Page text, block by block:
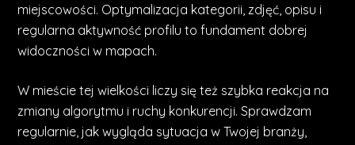
miejscowości. Optymalizacja kategorii, zdjęć, opisu i
regularna aktywność profilu to fundament dobrej
widoczności w mapach.
W mieście tej wielkości liczy się też szybka reakcja na
zmiany algorytmu i ruchy konkurencji. Sprawdzam
regularnie, jak wygląda sytuacja w Twojej branży,